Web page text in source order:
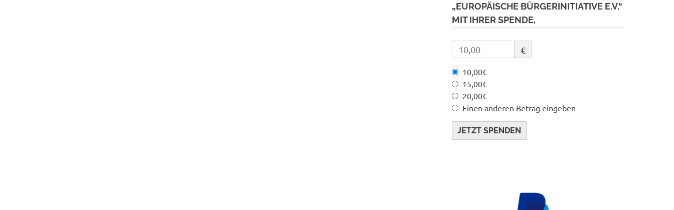
„EUROPÄISCHE BÜRGERINITIATIVE E.V.“
MIT IHRER SPENDE,
€
10,00€
15,00€
20,00€
Einen anderen Betrag eingeben
JETZT SPENDEN